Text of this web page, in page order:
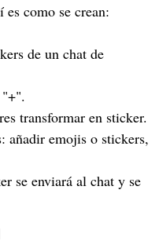
como se crean:
de un chat de
transformar en sticker.
añadir emojis o stickers,
se enviará al chat y se